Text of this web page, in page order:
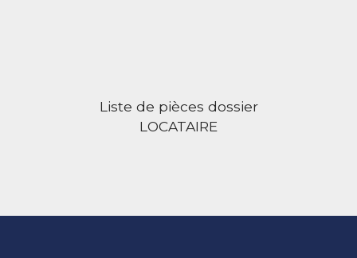
Liste de pièces dossier
LOCATAIRE